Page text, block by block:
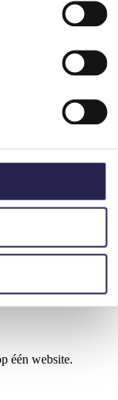
één website.